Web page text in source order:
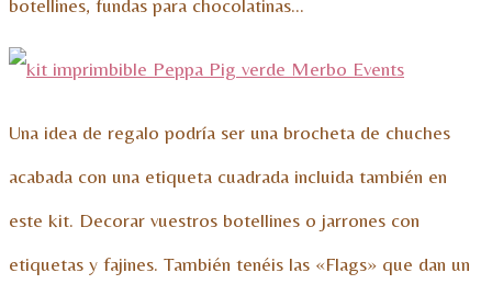
botellines, fundas para chocolatinas…
Una idea de regalo podría ser una brocheta de chuches
acabada con una etiqueta cuadrada incluida también en
este kit. Decorar vuestros botellines o jarrones con
etiquetas y fajines. También tenéis las «Flags» que dan un